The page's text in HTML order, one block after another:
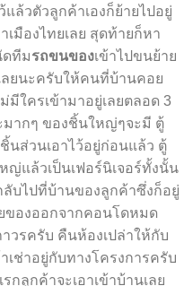
แล้วตัวลูกค้าเองก็ย้ายไปอยู่
เมืองไทยเลย สุดท้ายก็หา
ดทีมรถขนของเข้าไปขนย้าย
ลยนะครับให้คนที่บ้านคอย
มีใครเข้ามาอยู่เลยตลอด 3
มากๆ ของชิ้นใหญ่ๆจะมี ตู้
นส่วนเอาไว้อยู่ก่อนแล้ว ตู้
ญ่แล้วเป็นเฟอร์นิเจอร์ทั้งนั้น
ลับไปที่บ้านของลูกค้าซึ่งก็อยู่
ของออกจากคอนโดหมด
วรครับ คืนห้องเปล่าให้กับ
เช่าอยู่กับทางโครงการครับ
กลูกค้าจะเอาเข้าบ้านเลย